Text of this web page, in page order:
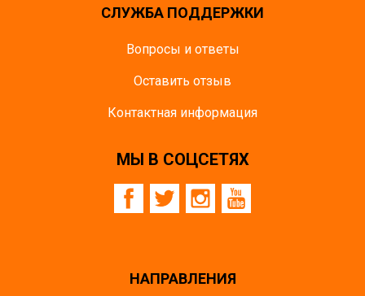
СЛУЖБА ПОДДЕРЖКИ
Вопросы и ответы
Оставить отзыв
Контактная информация
МЫ В СОЦСЕТЯХ
НАПРАВЛЕНИЯ